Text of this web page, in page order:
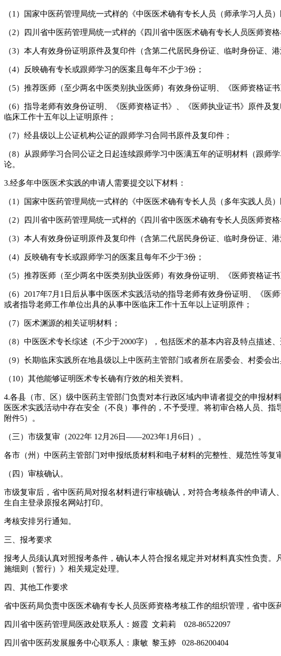
（1）国家中医药管理局统一式样的《中医医术确有专长人员（师承学习人员
（2）四川省中医药管理局统一式样的《四川省中医医术确有专长人员医师资
（3）本人有效身份证明原件及复印件（含第二代居民身份证、临时身份证、
（4）反映确有专长或跟师学习的医案且每年不少于3份；
（5）推荐医师（至少两名中医类别执业医师）有效身份证明、《医师资格证
（6）指导老师有效身份证明、《医师资格证书》、《医师执业证书》原件
临床工作十五年以上证明原件；
（7）经县级以上公证机构公证的跟师学习合同书原件及复印件；
（8）从跟师学习合同公证之日起连续跟师学习中医满五年的证明材料（跟
论。
3.经多年中医医术实践的申请人需要提交以下材料：
（1）国家中医药管理局统一式样的《中医医术确有专长人员（多年实践人员
（2）四川省中医药管理局统一式样的《四川省中医医术确有专长人员医师资
（3）本人有效身份证明原件及复印件（含第二代居民身份证、临时身份证、
（4）反映确有专长或跟师学习的医案且每年不少于3份；
（5）推荐医师（至少两名中医类别执业医师）有效身份证明、《医师资格证
（6）2017年7月1日后从事中医医术实践活动的指导老师有效身份证明、《
或者指导老师工作单位出具的从事中医临床工作十五年以上证明原件；
（7）医术渊源的相关证明材料；
（8）中医医术专长综述（不少于2000字），包括医术的基本内容及特点描述
（9）长期临床实践所在地县级以上中医药主管部门或者所在居委会、村委会
（10）其他能够证明医术专长确有疗效的相关资料。
4.各县（市、区）级中医药主管部门负责对本行政区域内申请者提交的申报
医医术实践活动中存在安全（不良）事件的，不予受理。将初审合格人员、
附件5）。
（三）市级复审（2022年 12月26日——2023年1月6日）。
各市（州）中医药主管部门对申报纸质材料和电子材料的完整性、规范性等复
（四）审核确认。
市级复审后，省中医药局对报名材料进行审核确认，对符合考核条件的申请
生自主登录原报名网站打印。
考核安排另行通知。
三、报考要求
报考人员须认真对照报考条件，确认本人符合报名规定并对材料真实性负责
施细则（暂行）》相关规定处理。
四、其他工作要求
省中医药局负责中医医术确有专长人员医师资格考核工作的组织管理，省中医
四川省中医药管理局医政处联系人：姬霞 文莉莉 028-86522097
四川省中医药发展服务中心联系人：康敏 黎玉婷 028-86200404